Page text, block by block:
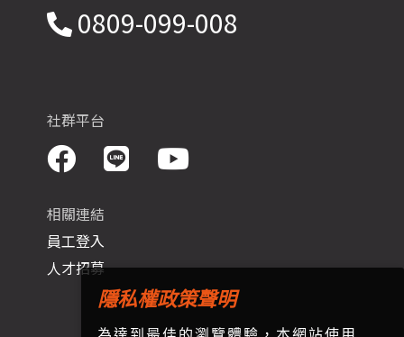
隱私權政策聲明
0809-099-008
社群平台
相關連結
員工登入
人才招募